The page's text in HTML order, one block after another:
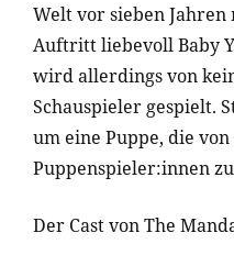
Welt vor sieben Jahren
Auftritt liebevoll Baby
wird allerdings von
Schauspieler gespielt.
um eine Puppe, die
Puppenspieler:innen
Der Cast von The